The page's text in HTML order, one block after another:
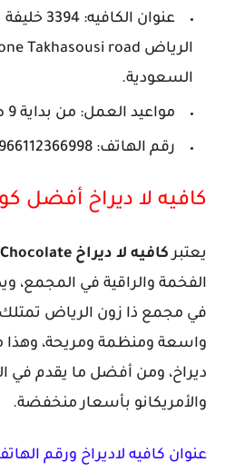
عنوان
السعودية.
مواعيد العمل: من بداية 9 ص، وحتى 1 ص.
رقم الهاتف: 966112366998+.
كافيه لا ديراخ أفضل
يعتبركافيه لا ديراخ Läderach Chocolate
الفخمة والراقية في المجمع،
في مجمع ذا زون الرياض
واسعة ومنظمة ومريحة، وهذا
ديراخ، ومن أفضل ما يقدم في
والأمريكانو بأسعار منخفضة.
عنوان كافيه لاديراخ ورقم